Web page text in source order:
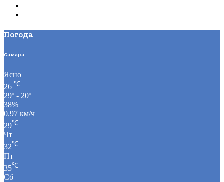
Погода
Самара
Ясно
26 ℃
29º - 20º
38%
0.97 км/ч
29℃
Чт
32℃
Пт
35℃
Сб